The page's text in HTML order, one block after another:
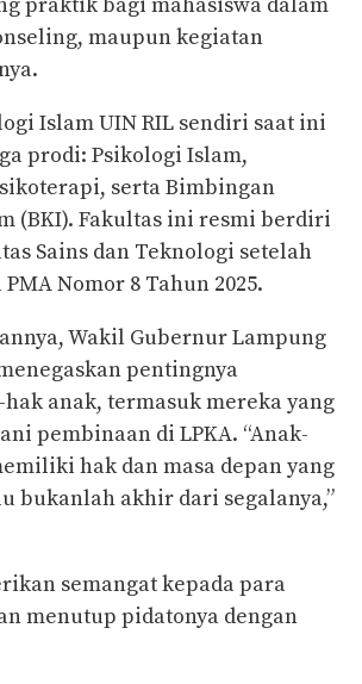
praktik bagi mahasiswa dalam
maupun kegiatan
Islam UIN RIL sendiri saat ini
prodi: Psikologi Islam,
serta Bimbingan
(BKI). Fakultas ini resmi berdiri
Sains dan Teknologi setelah
Nomor 8 Tahun 2025.
Wakil Gubernur Lampung
pentingnya
anak, termasuk mereka yang
pembinaan di LPKA. “Anak-
hak dan masa depan yang
bukanlah akhir dari segalanya,”
semangat kepada para
menutup pidatonya dengan